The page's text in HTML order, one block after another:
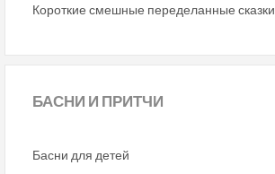
Короткие смешные переделанные сказки
БАСНИ И ПРИТЧИ
Басни для детей